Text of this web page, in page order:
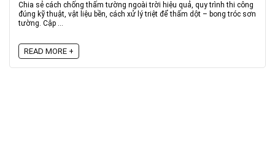
Chia sẻ cách chống thấm tường ngoài trời hiệu quả, quy trình thi công
đúng kỹ thuật, vật liệu bền, cách xử lý triệt để thấm dột – bong tróc sơn
tường. Cập ...
READ MORE +